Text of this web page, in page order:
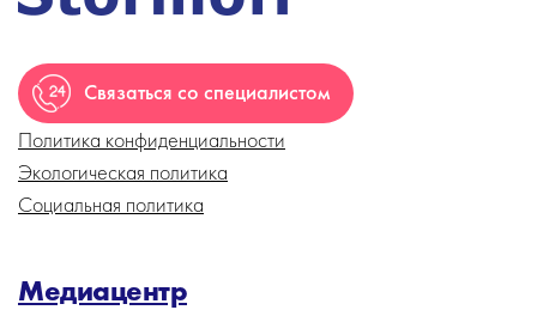
Связаться со специалистом
Политика конфиденциальности
Экологическая политика
Социальная политика
Медиацентр